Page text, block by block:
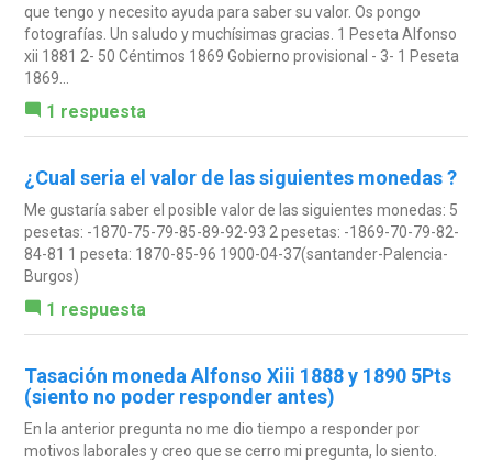
que tengo y necesito ayuda para saber su valor. Os pongo
fotografías. Un saludo y muchísimas gracias. 1 Peseta Alfonso
xii 1881 2- 50 Céntimos 1869 Gobierno provisional - 3- 1 Peseta
1869...
1 respuesta
¿Cual seria el valor de las siguientes monedas ?
Me gustaría saber el posible valor de las siguientes monedas: 5
pesetas: -1870-75-79-85-89-92-93 2 pesetas: -1869-70-79-82-
84-81 1 peseta: 1870-85-96 1900-04-37(santander-Palencia-
Burgos)
1 respuesta
Tasación moneda Alfonso Xiii 1888 y 1890 5Pts
(siento no poder responder antes)
En la anterior pregunta no me dio tiempo a responder por
motivos laborales y creo que se cerro mi pregunta, lo siento.